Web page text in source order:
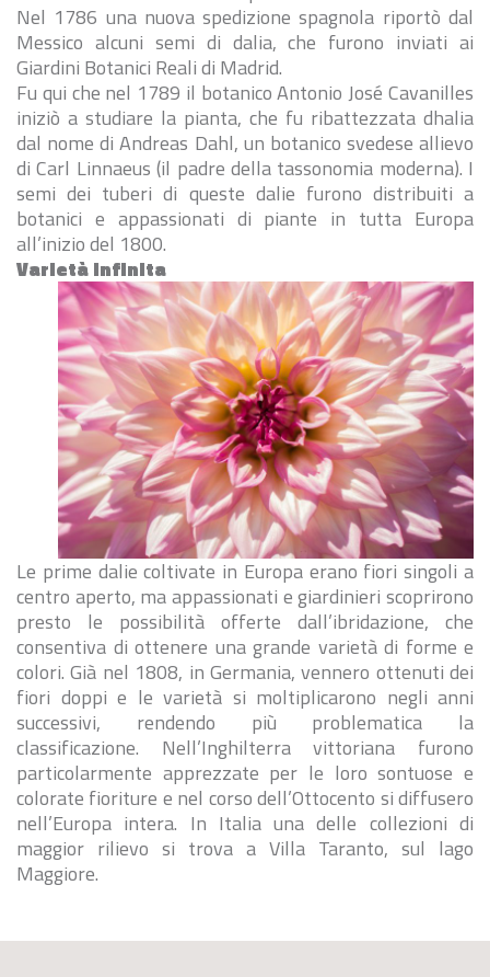
Nel 1786 una nuova spedizione spagnola riportò dal
Messico alcuni semi di dalia, che furono inviati ai
Giardini Botanici Reali di Madrid.
Fu qui che nel 1789 il botanico Antonio José Cavanilles
iniziò a studiare la pianta, che fu ribattezzata dhalia
dal nome di Andreas Dahl, un botanico svedese allievo
di Carl Linnaeus (il padre della tassonomia moderna). I
semi dei tuberi di queste dalie furono distribuiti a
botanici e appassionati di piante in tutta Europa
all’inizio del 1800.
Varietà infinita
Le prime dalie coltivate in Europa erano fiori singoli a
centro aperto, ma appassionati e giardinieri scoprirono
presto le possibilità offerte dall’ibridazione, che
consentiva di ottenere una grande varietà di forme e
colori. Già nel 1808, in Germania, vennero ottenuti dei
fiori doppi e le varietà si moltiplicarono negli anni
successivi, rendendo più problematica la
classificazione. Nell’Inghilterra vittoriana furono
particolarmente apprezzate per le loro sontuose e
colorate fioriture e nel corso dell’Ottocento si diffusero
nell’Europa intera. In Italia una delle collezioni di
maggior rilievo si trova a Villa Taranto, sul lago
Maggiore.